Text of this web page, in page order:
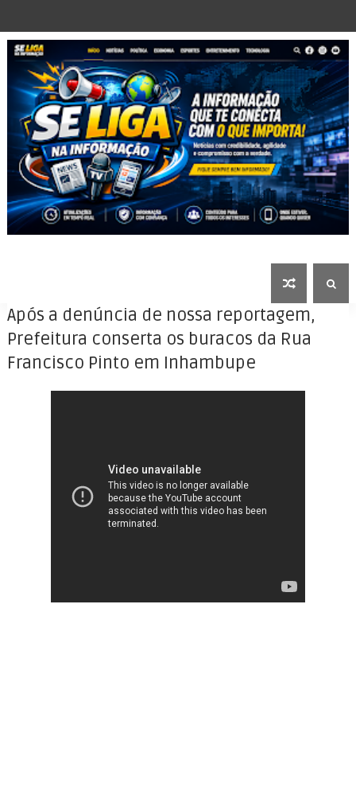
Após a denúncia de nossa reportagem,
Prefeitura conserta os buracos da Rua
Francisco Pinto em Inhambupe